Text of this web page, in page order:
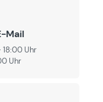
Mail
Uhr
Uhr